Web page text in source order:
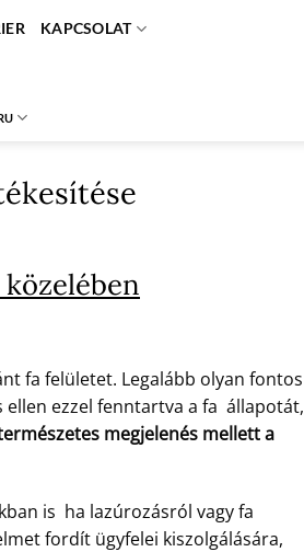
KAPCSOLAT
fa felületet. Legalább olyan fontos
ezzel fenntartva a fa állapotát,
megjelenés mellett a
is ha lazúrozásról vagy fa
fordít ügyfelei kiszolgálására,